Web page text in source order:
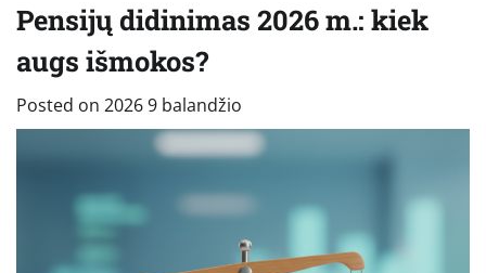
Pensijų didinimas 2026 m.: kiek
augs išmokos?
Posted on 2026 9 balandžio